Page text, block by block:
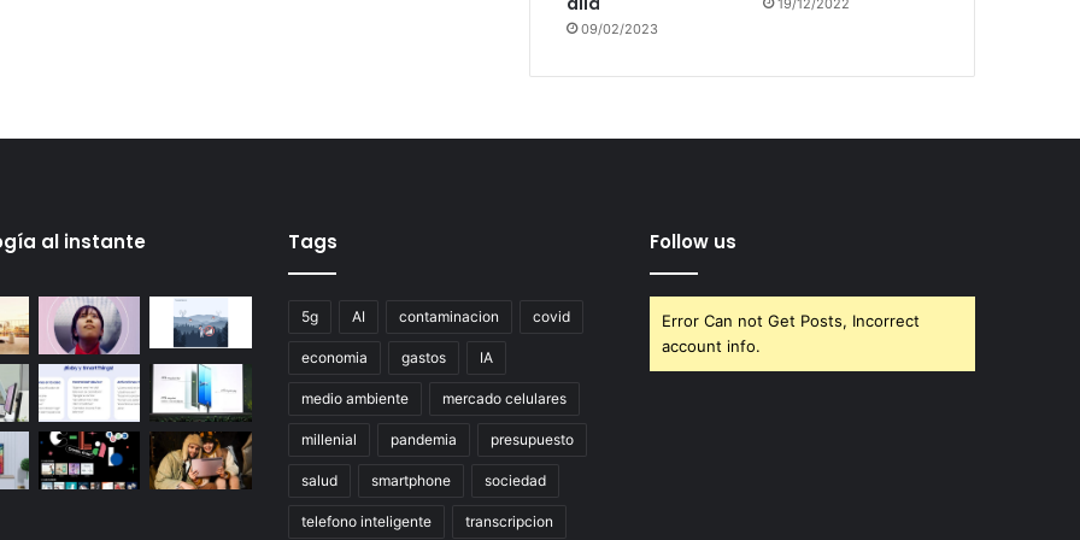
09/02/2023
19/12/2022
al instante Tags
5g AI contaminacion covid
economia gastos IA
medio ambiente mercado celulares
millenial pandemia presupuesto
salud smartphone sociedad
telefono inteligente transcripcion
Follow us
Error Can not Get Posts, Incorrect
account info.